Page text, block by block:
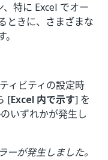
特に Excel でオー
ときに、さまざまな
ィビティの設定時
[Excel 内で示す] を
のいずれかが発生し
ーが発生しました。